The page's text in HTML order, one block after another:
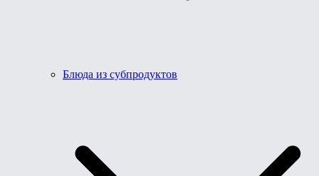
Блюда из субпродуктов